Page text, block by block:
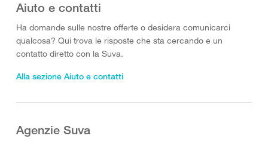
Aiuto e contatti
Ha domande sulle nostre offerte o desidera comunicarci
qualcosa? Qui trova le risposte che sta cercando e un
contatto diretto con la Suva.
Alla sezione Aiuto e contatti
Agenzie Suva